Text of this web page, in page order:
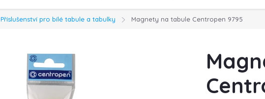
Příslušenství pro bílé tabule a tabulky Magnety na tabule Centropen 9795